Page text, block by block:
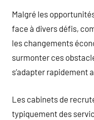
Malgré les
face à divers défis,
les changements
surmonter ces
s’adapter rapidement
Les cabinets de
typiquement des